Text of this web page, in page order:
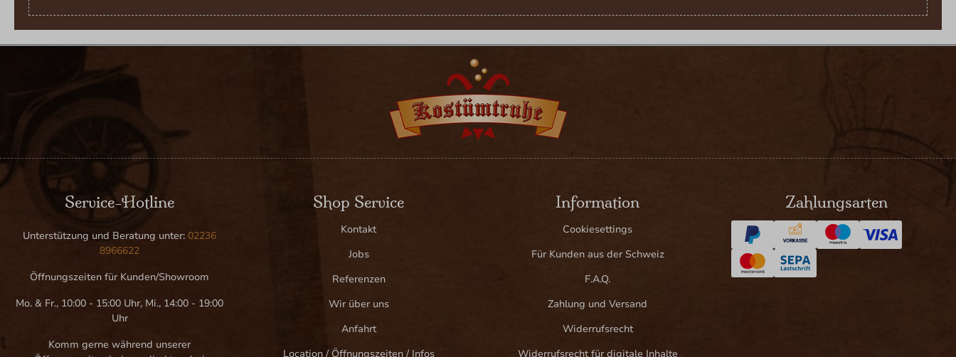
Service-Hotline
Unterstützung und Beratung unter: 02236
8966622
Öffnungszeiten für Kunden/Showroom
Mo. & Fr., 10:00 - 15:00 Uhr, Mi., 14:00 - 19:00
Uhr
Komm gerne während unserer
Shop Service
Kontakt
Jobs
Referenzen
Wir über uns
Anfahrt
Location / Öffnungszeiten / Infos
Information
Cookiesettings
Für Kunden aus der Schweiz
F.A.Q.
Zahlung und Versand
Widerrufsrecht
Widerrufsrecht für digitale Inhalte
Zahlungsarten